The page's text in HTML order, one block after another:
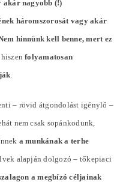
akár nagyobb (!)
háromszorosát vagy akár
hinnünk kell benne, mert ez
hiszenfolyamatosan
– rövid átgondolást igénylő –
nem csak sopánkodunk,
a munkának a terhe
alapján dolgozó – tőkepiaci
a megbízó céljainak